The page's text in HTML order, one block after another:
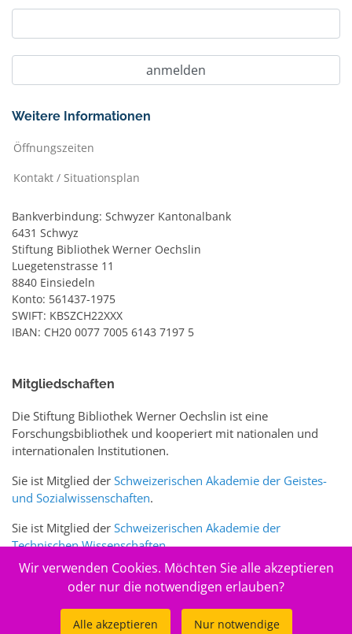
Weitere Informationen
Öffnungszeiten
Kontakt / Situationsplan
Bankverbindung: Schwyzer Kantonalbank
6431 Schwyz
Stiftung Bibliothek Werner Oechslin
Luegetenstrasse 11
8840 Einsiedeln
Konto: 561437-1975
SWIFT: KBSZCH22XXX
IBAN: CH20 0077 7005 6143 7197 5
Mitgliedschaften
Die Stiftung Bibliothek Werner Oechslin ist eine
Forschungsbibliothek und kooperiert mit nationalen und
internationalen Institutionen.
Sie ist Mitglied der Schweizerischen Akademie der Geistes-
und Sozialwissenschaften.
Sie ist Mitglied der Schweizerischen Akademie der
Technischen Wissenschaften.
Sie ist zudem Mitglied des Schweizer Portalswww.sciences-
Wir verwenden Cookies. Möchten Sie alle akzeptieren
oder nur die notwendigen erlauben?
Alle akzeptieren Nur notwendige